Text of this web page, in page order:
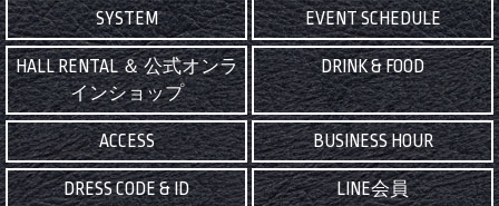
SYSTEM EVENT SCHEDULE
HALL RENTAL ＆ 公式オンラ
インショップ
DRINK & FOOD
ACCESS BUSINESS HOUR
DRESS CODE & ID LINE会員